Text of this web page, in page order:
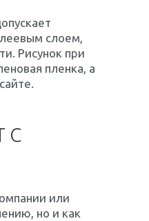
слоем,
Рисунок при
пленка, а
С
или
но и как